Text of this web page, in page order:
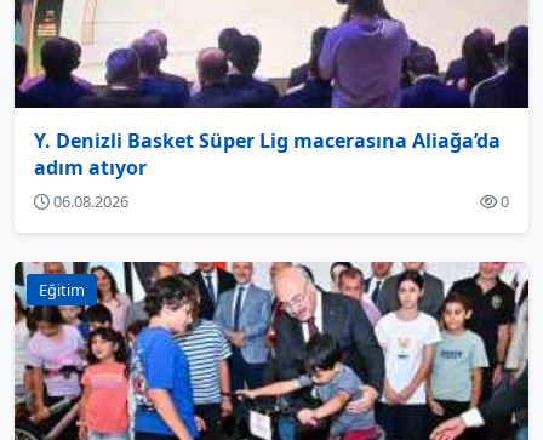
Y. Denizli Basket Süper Lig macerasına Aliağa’da
adım atıyor
06.08.2026 0
Eğitim